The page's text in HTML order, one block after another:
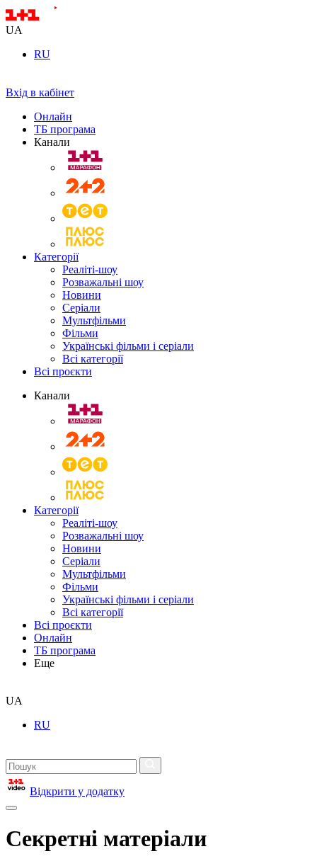
UA
RU
Вхід в кабінет
Онлайн
ТБ програма
Канали
Категорії
Реаліті-шоу
Розважальні шоу
Новини
Серіали
Мультфільми
Фільми
Українські фільми і серіали
Всі категорії
Всі проєкти
Канали
Категорії
Реаліті-шоу
Розважальні шоу
Новини
Серіали
Мультфільми
Фільми
Українські фільми і серіали
Всі категорії
Всі проєкти
Онлайн
ТБ програма
Еще
UA
RU
Відкрити у додатку
Секретні матеріали